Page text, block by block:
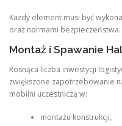
Każdy element musi być
oraz normami bezpieczeństwa.
Montaż i Spawanie
Rosnąca liczba inwestycji
zwiększone zapotrzebowanie
mobilni uczestniczą w:
montażu konstrukcji,